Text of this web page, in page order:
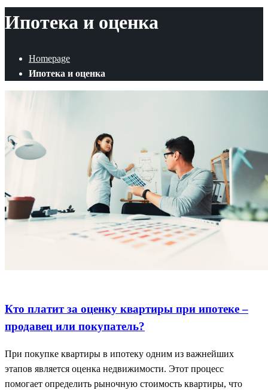
Ипотека и оценка
Homepage
Ипотека и оценка
Кто платит за оценку квартиры при ипотеке –
продавец или покупатель?
При покупке квартиры в ипотеку одним из важнейших
этапов является оценка недвижимости. Этот процесс
помогает определить рыночную стоимость квартиры, что